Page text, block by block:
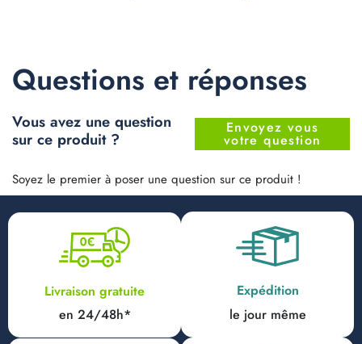
Questions et réponses
Vous avez une question
sur ce produit ?
Envoyez vous
votre question
Soyez le premier à poser une question sur ce produit !
Livraison gratuite
en 24/48h*
Expédition
le jour même